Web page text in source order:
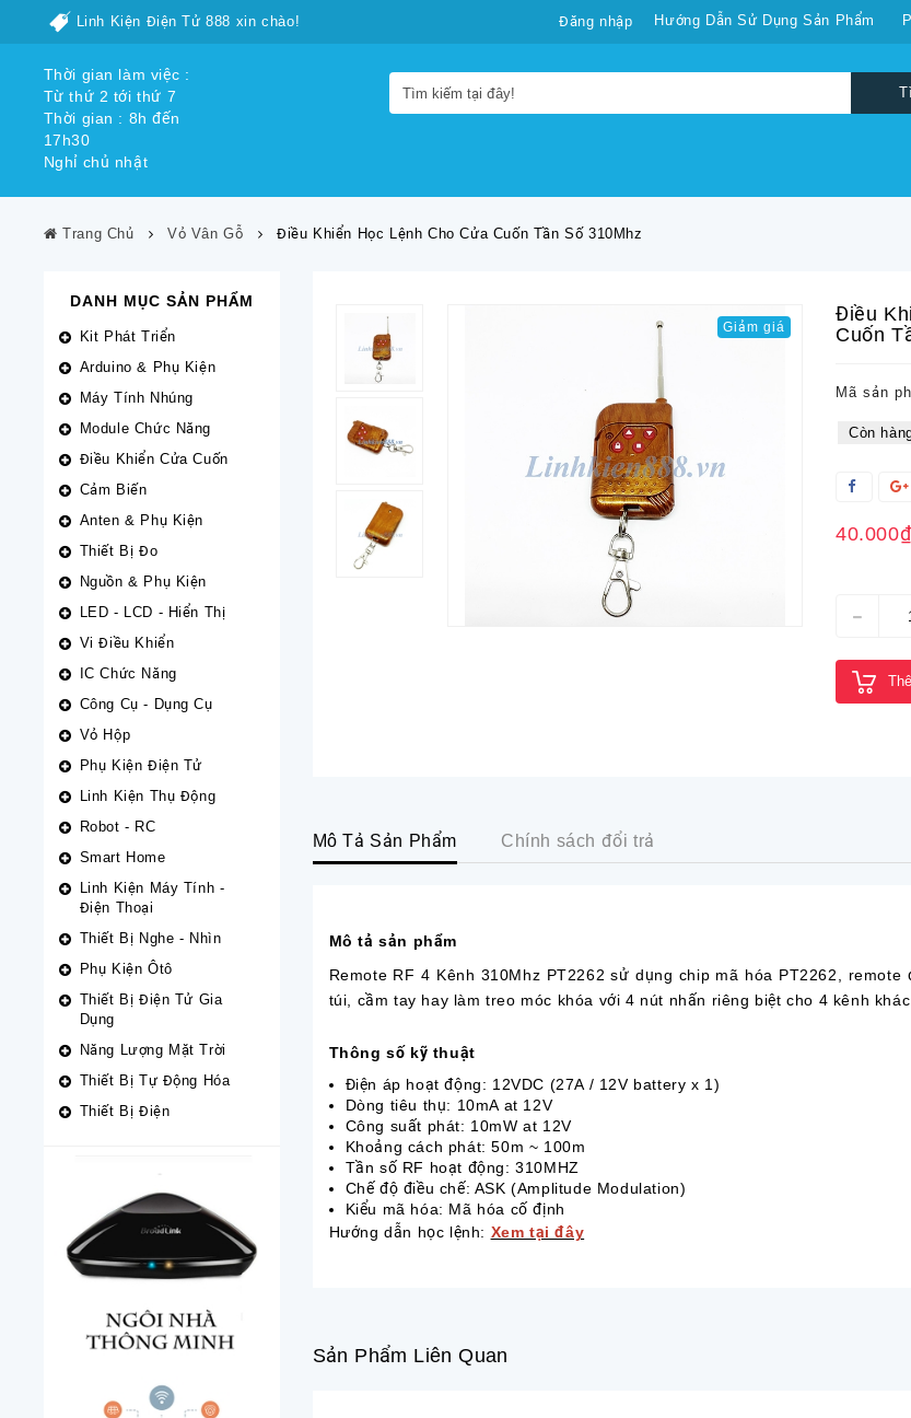
Linh Kiện Điện Tử 888 xin chào! Hướng Dẫn Sử Dụng Sản Phẩm
Đăng nhập
Thời gian làm việc :
Từ thứ 2 tới thứ 7
Thời gian : 8h đến
17h30
Nghỉ chủ nhật
Trang Chủ Vỏ Vân Gỗ Điều Khiển Học Lệnh Cho Cửa Cuốn Tần Số 310Mhz
DANH MỤC SẢN PHẨM
Kit Phát Triển
Arduino & Phụ Kiện
Máy Tính Nhúng
Module Chức Năng
Điều Khiển Cửa Cuốn
Cảm Biến
Anten & Phụ Kiện
Thiết Bị Đo
Nguồn & Phụ Kiện
LED - LCD - Hiển Thị
Vi Điều Khiển
IC Chức Năng
Công Cụ - Dụng Cụ
Vỏ Hộp
Phụ Kiện Điện Tử
Linh Kiện Thụ Động
Robot - RC
Smart Home
Linh Kiện Máy Tính -
Điện Thoại
Thiết Bị Nghe - Nhìn
Phụ Kiện Ôtô
Thiết Bị Điện Tử Gia
Dụng
Năng Lượng Mặt Trời
Thiết Bị Tự Động Hóa
Thiết Bị Điện
Giảm giá
Điều
Cuốn
Mã sản
Còn
40.000₫
Mô Tả Sản Phẩm Chính sách đổi trả
Mô tả sản phẩm
Remote RF 4 Kênh 310Mhz PT2262 sử dụng chip mã hóa PT2262,
túi, cầm tay hay làm treo móc khóa với 4 nút nhấn riêng biệt cho 4 kênh khác
Thông số kỹ thuật
Điện áp hoạt động: 12VDC (27A / 12V battery x 1)
Dòng tiêu thụ: 10mA at 12V
Công suất phát: 10mW at 12V
Khoảng cách phát: 50m ~ 100m
Tần số RF hoạt động: 310MHZ
Chế độ điều chế: ASK (Amplitude Modulation)
Kiểu mã hóa: Mã hóa cố định
Hướng dẫn học lệnh: Xem tại đây
Sản Phẩm Liên Quan